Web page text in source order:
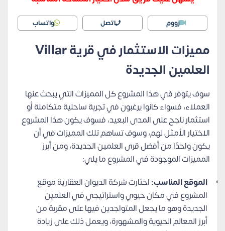
زووم اتصل واتساب
مميزات الاستثمار في قرية Villar
العلمين الجديدة
سوف يتوفر في هذا المشروع كل المميزات التي يبحث عنها
العملاء، فسواء كانوا يرغبون في تجربة ساحلية متكاملة أو
استثمار ناجح على المدى البعيد، فسوف يكون هذا المشروع
الاختيار الأمثل لهم، وسوف تساهم تلك المميزات في أن
يكون واحدًا من أفضل قرى العلمين الجديدة، ومن أبرز
المميزات الموجودة في المشروع ما يلي:
الموقع المناسب:اختارت شركة الديوان العقارية موقع
المشروع في مكان حيوي واستراتيجي في العلمين
الجديدة وهو ما يجعل المتواجدين فيها على مقربة من
أبرز المعالم الحيوية والمشهورة، ويعمل ذلك على زيادة